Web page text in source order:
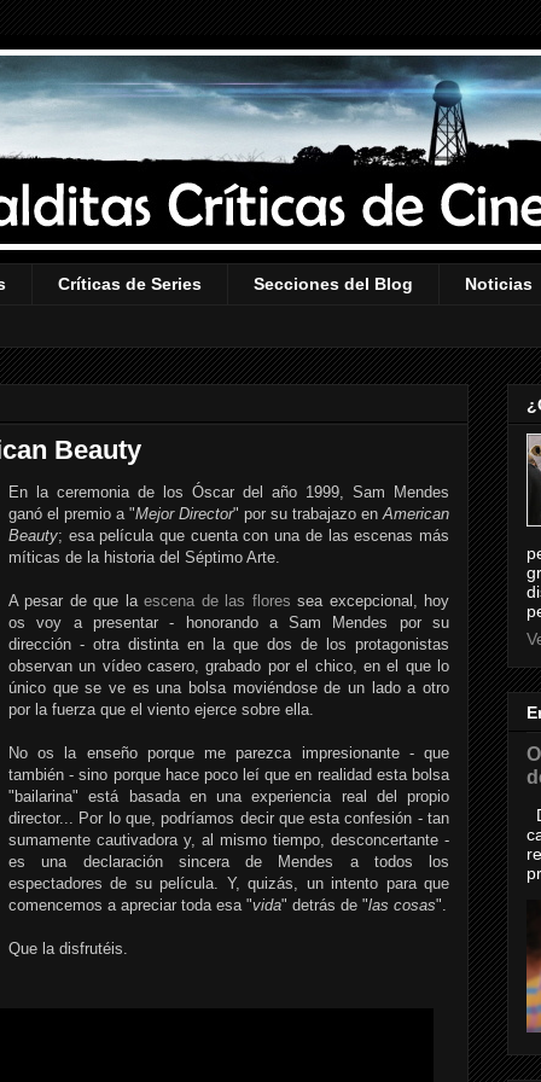
Críticas de Series Secciones del Blog Noticias
Beauty
En la ceremonia de los Óscar del año 1999, Sam Mendes
ganó el premio a "Mejor Director" por su trabajazo en American
Beauty; esa película que cuenta con una de las escenas más
míticas de la historia del Séptimo Arte.
A pesar de que laescena de las flores sea excepcional, hoy
os voy a presentar - honorando a Sam Mendes por su
dirección - otra distinta en la que dos de los protagonistas
observan un vídeo casero, grabado por el chico, en el que lo
único que se ve es una bolsa moviéndose de un lado a otro
por la fuerza que el viento ejerce sobre ella.
No os la enseño porque me parezca impresionante - que
también - sino porque hace poco leí que en realidad esta bolsa
"bailarina" está basada en una experiencia real del propio
director... Por lo que, podríamos decir que esta confesión - tan
sumamente cautivadora y, al mismo tiempo, desconcertante -
es una declaración sincera de Mendes a todos los
espectadores de su película. Y, quizás, un intento para que
comencemos a apreciar toda esa "vida" detrás de "las cosas".
Que la disfrutéis.